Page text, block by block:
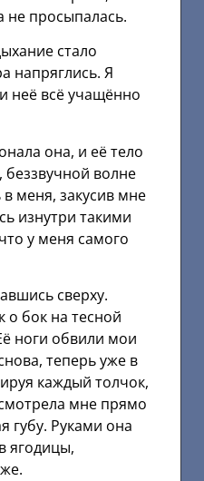
не просыпалась.
стало
напряглись. Я
неё всё учащённо
она, и её тело
волне
меня, закусив мне
изнутри такими
у меня самого
сверху.
бок на тесной
ноги обвили мои
теперь уже в
каждый толчок,
мне прямо
губу. Руками она
ягодицы,